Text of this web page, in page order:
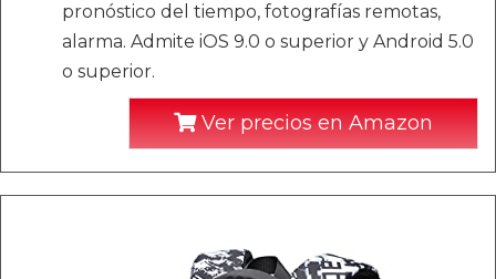
pronóstico del tiempo, fotografías remotas,
alarma. Admite iOS 9.0 o superior y Android 5.0
o superior.
Ver precios en Amazon